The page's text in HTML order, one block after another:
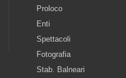
Proloco
Enti
Spettacoli
Fotografia
Stab. Balneari